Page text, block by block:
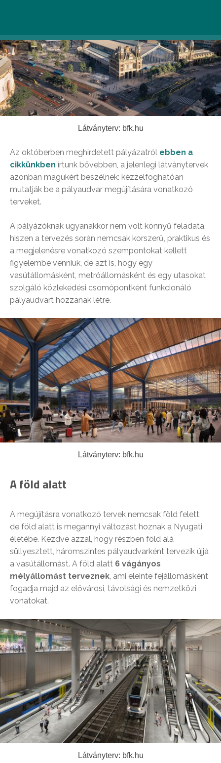
Látványterv: bfk.hu
Az októberben meghirdetett pályázatról ebben a
cikkünkben írtunk bővebben, a jelenlegi látványtervek
azonban magukért beszélnek: kézzelfoghatóan
mutatják be a pályaudvar megújítására vonatkozó
terveket.
A pályázóknak ugyanakkor nem volt könnyű feladata,
hiszen a tervezés során nemcsak korszerű, praktikus és
a megjelenésre vonatkozó szempontokat kellett
figyelembe venniük, de azt is, hogy egy
vasútállomásként, metróállomásként és egy utasokat
szolgáló közlekedési csomópontként funkcionáló
pályaudvart hozzanak létre.
Látványterv: bfk.hu
A föld alatt
A megújításra vonatkozó tervek nemcsak föld felett,
de föld alatt is megannyi változást hoznak a Nyugati
életébe. Kezdve azzal, hogy részben föld alá
süllyesztett, háromszintes pályaudvarként tervezik újjá
a vasútállomást. A föld alatt 6 vágányos
mélyállomást terveznek, ami eleinte fejállomásként
fogadja majd az elővárosi, távolsági és nemzetközi
vonatokat.
Látványterv: bfk.hu